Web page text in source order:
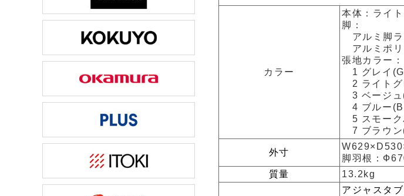
カラー
本体：ライ
脚：
アルミ脚ラ
アルミポリ
張地カラー：
1 グレイ
2 ライトグ
3 ベージュ
4 ブルー
5 スモーク
7 ブラウン
外寸
脚羽根：
質量
13.2kg
アジャスタ